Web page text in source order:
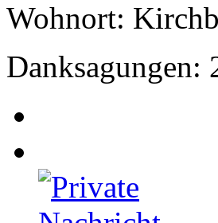
Wohnort:
Danksagungen: